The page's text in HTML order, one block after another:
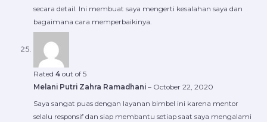
secara detail. Ini membuat saya mengerti kesalahan saya dan
bagaimana cara memperbaikinya.
Rated 4out of 5
Melani Putri Zahra Ramadhani – October 22, 2020
Saya sangat puas dengan layanan bimbel ini karena mentor
selalu responsif dan siap membantu setiap saat saya mengalami